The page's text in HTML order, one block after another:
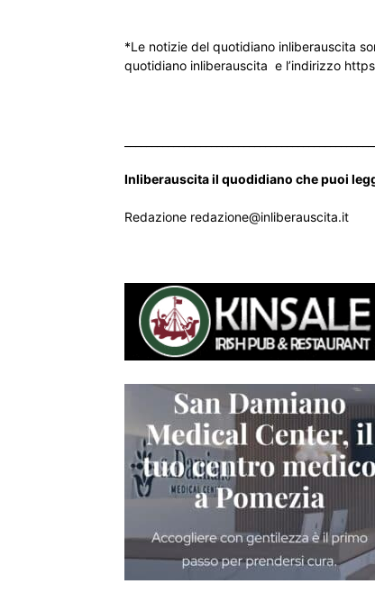
*Le notizie del quotidiano inliberauscita
quotidiano inliberauscita e l’indirizzo
Inliberauscita il quodidiano che puoi
Redazione redazione@inliberauscita.it